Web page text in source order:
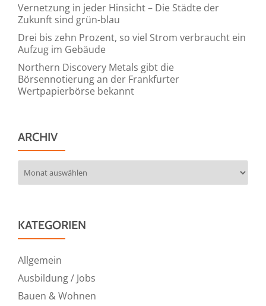
Vernetzung in jeder Hinsicht – Die Städte der
Zukunft sind grün-blau
Drei bis zehn Prozent, so viel Strom verbraucht ein
Aufzug im Gebäude
Northern Discovery Metals gibt die
Börsennotierung an der Frankfurter
Wertpapierbörse bekannt
ARCHIV
KATEGORIEN
Allgemein
Ausbildung / Jobs
Bauen & Wohnen